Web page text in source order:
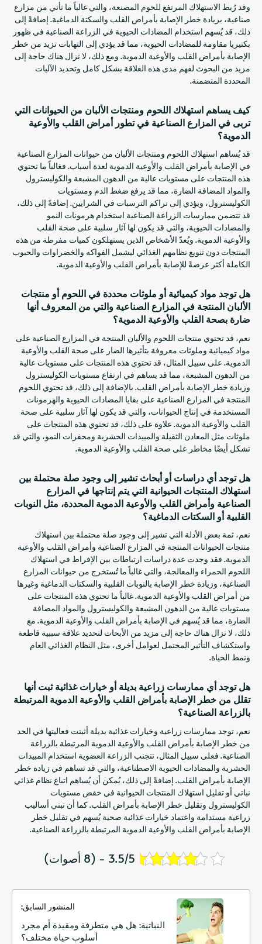
وقد رُبط الاستهلاك المرتفع للحوم المصنعة، والتي غالباً ما تأتي من مزارع
صناعية، بزيادة خطر الإصابة بأمراض القلب والسكتة الدماغية. إضافةً إلى
ذلك، قد يُسهم استخدام المضادات الحيوية في الزراعة الصناعية في ظهور
بكتيريا مقاومة للمضادات الحيوية، مما قد يؤدي إلى التهابات تزيد من خطر
الإصابة بأمراض القلب والأوعية الدموية. ومع ذلك، لا تزال هناك حاجة إلى
مزيد من البحوث لفهم مدى هذه العلاقة بشكل كامل وتحديد الآليات
المحددة المتضمنة.
كيف يساهم استهلاك اللحوم ومنتجات الألبان من الحيوانات التي
تربى في المزارع الصناعية في تطور أمراض القلب والأوعية
الدموية؟
قد يُساهم استهلاك اللحوم ومنتجات الألبان من حيوانات المزارع الصناعية
في الإصابة بأمراض القلب والأوعية الدموية لعدة أسباب. فغالباً ما تحتوي
هذه المنتجات على مستويات عالية من الدهون المشبعة والكوليسترول
والمواد المضافة الضارة، مما قد يرفع ضغط الدم ومستويات
الكوليسترول، ويؤدي إلى تراكم الترسبات في الشرايين. إضافةً إلى ذلك،
قد تتضمن ممارسات الزراعة الصناعية استخدام هرمونات النمو
والمضادات الحيوية، والتي قد يكون لها آثار سلبية على صحة القلب
والأوعية الدموية. ويُعدّ الأشخاص الذين يستهلكون كميات مفرطة من هذه
المنتجات دون تنويع نظامهم الغذائي ليشمل الفواكه والخضراوات والحبوب
الكاملة أكثر عرضةً للإصابة بأمراض القلب والأوعية الدموية.
هل توجد مواد كيميائية أو ملوثات محددة في اللحوم أو منتجات
الألبان المنتجة في المزارع الصناعية والتي من المعروف أنها
ضارة بصحة القلب والأوعية الدموية؟
نعم، قد تحتوي منتجات اللحوم والألبان المنتجة في المزارع الصناعية على
مواد كيميائية وملوثات معروفة بتأثيرها الضار على صحة القلب والأوعية
الدموية. على سبيل المثال، قد تحتوي هذه المنتجات على مستويات عالية
من الدهون المشبعة، مما قد يساهم في ارتفاع مستويات الكوليسترول
وزيادة خطر الإصابة بأمراض القلب. بالإضافة إلى ذلك، قد تحتوي اللحوم
المنتجة في المزارع الصناعية على بقايا المضادات الحيوية والهرمونات
المستخدمة في إنتاج الحيوانات، والتي قد يكون لها آثار سلبية على صحة
القلب والأوعية الدموية. علاوة على ذلك، قد تحتوي هذه المنتجات على
ملوثات مثل المعادن الثقيلة والمبيدات الحشرية ومحفزات النمو، والتي قد
تشكل أيضًا مخاطر على صحة القلب والأوعية الدموية.
هل توجد أي دراسات أو أبحاث تشير إلى وجود صلة محتملة بين
استهلاك المنتجات الحيوانية التي يتم إنتاجها في المزارع
الصناعية وأمراض القلب والأوعية الدموية المحددة، مثل النوبات
القلبية أو السكتات الدماغية؟
نعم، ثمة بعض الأدلة التي تشير إلى وجود صلة محتملة بين استهلاك
منتجات الحيوانات المنتجة في المزارع الصناعية وأمراض القلب والأوعية
الدموية. فقد وجدت عدة دراسات ارتباطات بين الإفراط في استهلاك
اللحوم الحمراء والمعالجة، والتي غالباً ما تُستخرج من حيوانات المزارع
الصناعية، وزيادة خطر الإصابة بالنوبات القلبية والسكتات الدماغية وغيرها
من أمراض القلب والأوعية الدموية. غالباً ما تحتوي هذه المنتجات على
مستويات عالية من الدهون المشبعة والكوليسترول والمواد المضافة
الضارة، مما قد يُسهم في الإصابة بأمراض القلب والأوعية الدموية. مع
ذلك، لا تزال هناك حاجة إلى مزيد من الأبحاث لتحديد علاقة سببية قاطعة
واستكشاف التأثير المحتمل لعوامل أخرى، مثل النظام الغذائي العام
ونمط الحياة.
هل توجد أي ممارسات زراعية بديلة أو خيارات غذائية ثبت أنها
تقلل من خطر الإصابة بأمراض القلب والأوعية الدموية المرتبطة
بالزراعة الصناعية؟
نعم، توجد ممارسات زراعية وخيارات غذائية بديلة أثبتت فعاليتها في الحد
من خطر الإصابة بأمراض القلب والأوعية الدموية المرتبطة بالزراعة
الصناعية. فعلى سبيل المثال، تتجنب الزراعة العضوية استخدام المبيدات
الحشرية والمضادات الحيوية الاصطناعية، والتي قد تساهم في زيادة خطر
الإصابة بأمراض القلب. إضافةً إلى ذلك، يُمكن أن يُساهم اتباع نظام غذائي
نباتي أو تقليل استهلاك المنتجات الحيوانية في خفض مستويات
الكوليسترول وتقليل خطر الإصابة بأمراض القلب. كما أن تبني أساليب
زراعية مستدامة واعتماد خيارات غذائية صحية يُسهم في تقليل خطر
الإصابة بأمراض القلب والأوعية الدموية المرتبطة بالزراعة الصناعية.
3.5/5 - (8 أصوات)
المنشور السابق:
النباتية: هل هي متطرفة ومقيدة أم مجرد
أسلوب حياة مختلف؟